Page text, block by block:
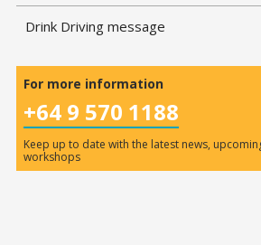
Drink Driving message
For more information
+64 9 570 1188
Keep up to date with the latest news,
workshops